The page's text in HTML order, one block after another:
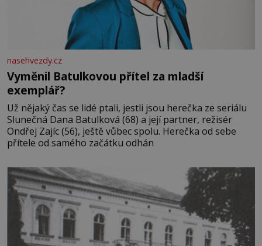
nasehvezdy.cz
Vyměnil Batulkovou přítel za mladší
exemplář?
Už nějaký čas se lidé ptali, jestli jsou herečka ze seriálu
Slunečná Dana Batulková (68) a její partner, režisér
Ondřej Zajíc (56), ještě vůbec spolu. Herečka od sebe
přítele od samého začátku odhán